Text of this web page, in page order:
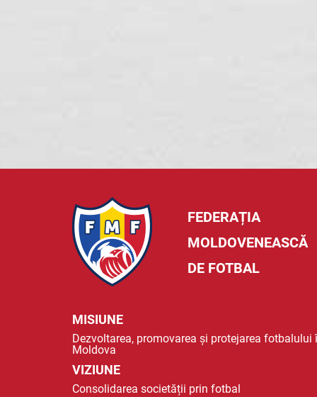
FEDERAȚIA
MOLDOVENEASCĂ
DE FOTBAL
MISIUNE
Dezvoltarea, promovarea și protejarea fotbalului
Moldova
VIZIUNE
Consolidarea societății prin fotbal